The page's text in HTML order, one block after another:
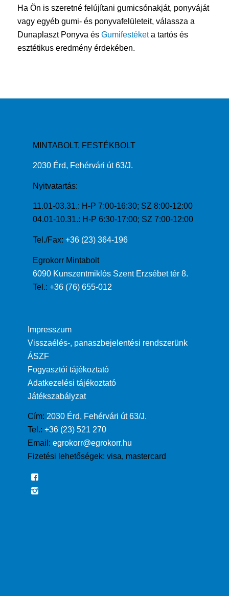
Ha Ön is szeretné felújítani gumicsónakját, ponyváját
vagy egyéb gumi- és ponyvafelületeit, válassza a
Dunaplaszt Ponyva és Gumifestéketa tartós és
esztétikus eredmény érdekében.
MINTABOLT, FESTÉKBOLT
2030 Érd, Fehérvári út 63/J.
Nyitvatartás:
11.01-03.31.: H-P 7:00-16:30; SZ 8:00-12:00
04.01-10.31.: H-P 6:30-17:00; SZ 7:00-12:00
Tel./Fax: +36 (23) 364-196
Egrokorr Mintabolt
6090 Kunszentmiklós Szent Erzsébet tér 8.
Tel.: +36 (76) 655-012
Impresszum
Visszaélés-, panaszbejelentési rendszerünk
ÁSZF
Fogyasztói tájékoztató
Adatkezelési tájékoztató
Játékszabályzat
Cím: 2030 Érd, Fehérvári út 63/J.
Tel.: +36 (23) 521 270
Email: egrokorr@egrokorr.hu
Fizetési lehetőségek: visa, mastercard